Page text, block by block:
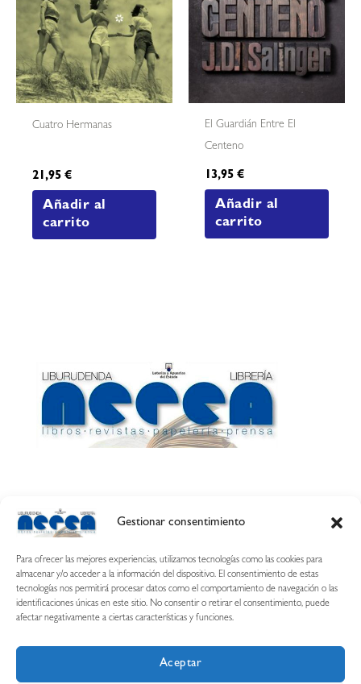
Gestionar consentimiento
Para ofrecer las mejores experiencias, utilizamos tecnologías como las cookies para
almacenar y/o acceder a la información del dispositivo. El consentimiento de estas
tecnologías nos permitirá procesar datos como el comportamiento de navegación o las
identificaciones únicas en este sitio. No consentir o retirar el consentimiento, puede
afectar negativamente a ciertas características y funciones.
Aceptar
Cuatro Hermanas
21,95€
Añadir al
carrito
El Guardián Entre El
Centeno
13,95€
Añadir al
carrito
Calle Esquíroz, 27
687 54 31 70
nerearetamonge@gmail.com